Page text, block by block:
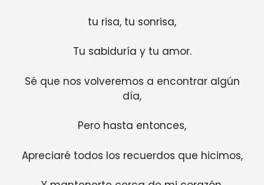
tu risa, tu sonrisa,
Tu sabiduría y tu amor.
Sé que nos volveremos a encontrar algún
día,
Pero hasta entonces,
Apreciaré todos los recuerdos que hicimos,